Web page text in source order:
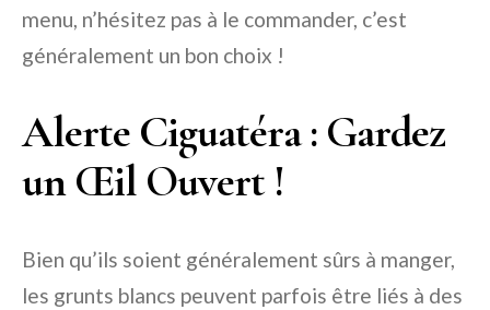
menu, n’hésitez pas à le commander, c’est
généralement un bon choix !
Alerte Ciguatéra : Gardez
un Œil Ouvert !
Bien qu’ils soient généralement sûrs à manger,
les grunts blancs peuvent parfois être liés à des